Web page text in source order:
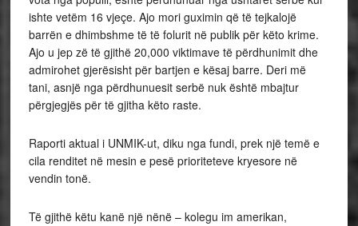
ishte vetëm 16 vjeçe. Ajo mori guximin që të tejkalojë
barrën e dhimbshme të të folurit në publik për këto krime.
Ajo u jep zë të gjithë 20,000 viktimave të përdhunimit dhe
admirohet gjerësisht për bartjen e kësaj barre. Deri më
tani, asnjë nga përdhunuesit serbë nuk është mbajtur
përgjegjës për të gjitha këto raste.
Raporti aktual i UNMIK-ut, diku nga fundi, prek një temë e
cila renditet në mesin e pesë prioriteteve kryesore në
vendin tonë.
Të gjithë këtu kanë një nënë – kolegu im amerikan,